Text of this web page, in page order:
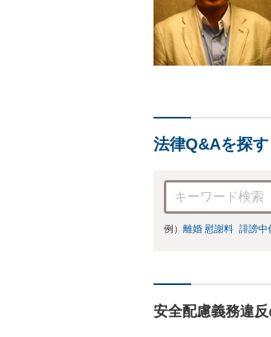
法律Q&Aを探す
例） 離婚 慰謝料 誹謗中
安全配慮義務違